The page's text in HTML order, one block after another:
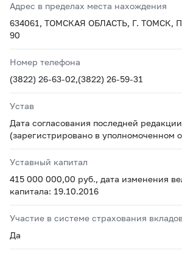
Адрес в пределах места нахождения
634061, ТОМСКАЯ ОБЛАСТЬ, Г. ТОМСК,
90
Номер телефона
(3822) 26-63-02,(3822) 26-59-31
Устав
Дата согласования последней
(зарегистрировано в уполномоченном
Уставный капитал
415 000 000,00 руб., дата изменения
капитала: 19.10.2016
Участие в системе страхования
Да